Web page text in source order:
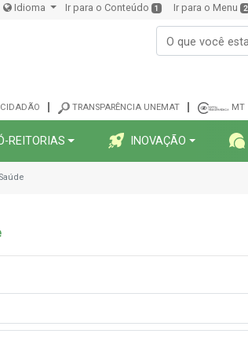
Idioma Ir para o Conteúdo 1 Ir para o Menu 2
TRANSPARÊNCIA UNEMAT MT
REITORIAS INOVAÇÃO